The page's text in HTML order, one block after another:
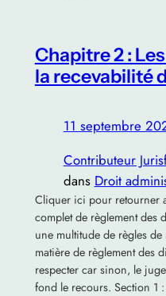
Chapitre 2 :
la recevabilité
11 septembre
Contributeur
dans Droit
Cliquer ici pour retourner
complet de règlement des
une multitude de règles
matière de règlement des
respecter car sinon, le
fond le recours. Section 1